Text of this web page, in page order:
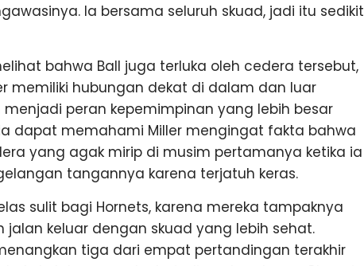
Ia bersama seluruh skuad, jadi itu sedikit
bahwa Ball juga terluka oleh cedera tersebut,
memiliki hubungan dekat di dalam dan luar
menjadi peran kepemimpinan yang lebih besar
dapat memahami Miller mengingat fakta bahwa
yang agak mirip di musim pertamanya ketika ia
tangannya karena terjatuh keras.
sulit bagi Hornets, karena mereka tampaknya
jalan keluar dengan skuad yang lebih sehat.
tiga dari empat pertandingan terakhir